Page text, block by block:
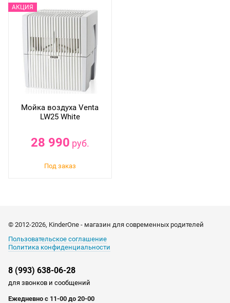
Мойка воздуха Venta
LW25 White
28 990 руб.
© 2012-2026, KinderOne - магазин для современных родителей
Пользовательское соглашение
Политика конфиденциальности
8 (993) 638-06-28
для звонков и сообщений
Ежедневно с 11-00 до 20-00